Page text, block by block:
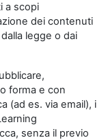
a scopi
dei contenuti
legge o dai
forma e con
(ad es. via email), i
senza il previo